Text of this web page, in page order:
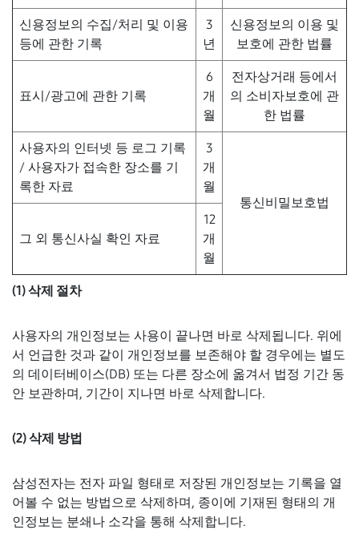
신용정보의 수집/처리 및 이용
등에 관한 기록
3
년
신용정보의 이용 및
보호에 관한 법률
표시/광고에 관한 기록
6
개
월
전자상거래 등에서
의 소비자보호에 관
한 법률
사용자의 인터넷 등 로그 기록
/ 사용자가 접속한 장소를 기
록한 자료
3
개
월
통신비밀보호법
그 외 통신사실 확인 자료
12
개
월
(1) 삭제 절차
사용자의 개인정보는 사용이 끝나면 바로 삭제됩니다. 위에
서 언급한 것과 같이 개인정보를 보존해야 할 경우에는 별도
의 데이터베이스(DB) 또는 다른 장소에 옮겨서 법정 기간 동
안 보관하며, 기간이 지나면 바로 삭제합니다.
(2) 삭제 방법
삼성전자는 전자 파일 형태로 저장된 개인정보는 기록을 열
어볼 수 없는 방법으로 삭제하며, 종이에 기재된 형태의 개
인정보는 분쇄나 소각을 통해 삭제합니다.